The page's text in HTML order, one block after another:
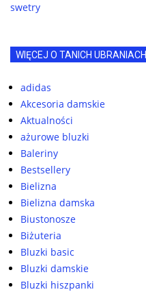
swetry
WIĘCEJ O TANICH UBRANIACH
adidas
Akcesoria damskie
Aktualności
ażurowe bluzki
Baleriny
Bestsellery
Bielizna
Bielizna damska
Biustonosze
Biżuteria
Bluzki basic
Bluzki damskie
Bluzki hiszpanki